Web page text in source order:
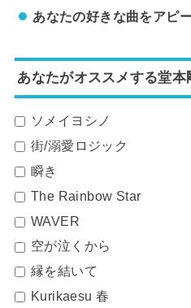
あなたの好きな曲をアピ
あなたがオススメする堂本
ソメイヨシノ
街/溺愛ロジック
瞬き
The Rainbow Star
WAVER
空が泣くから
縁を結いて
Kurikaesu 春